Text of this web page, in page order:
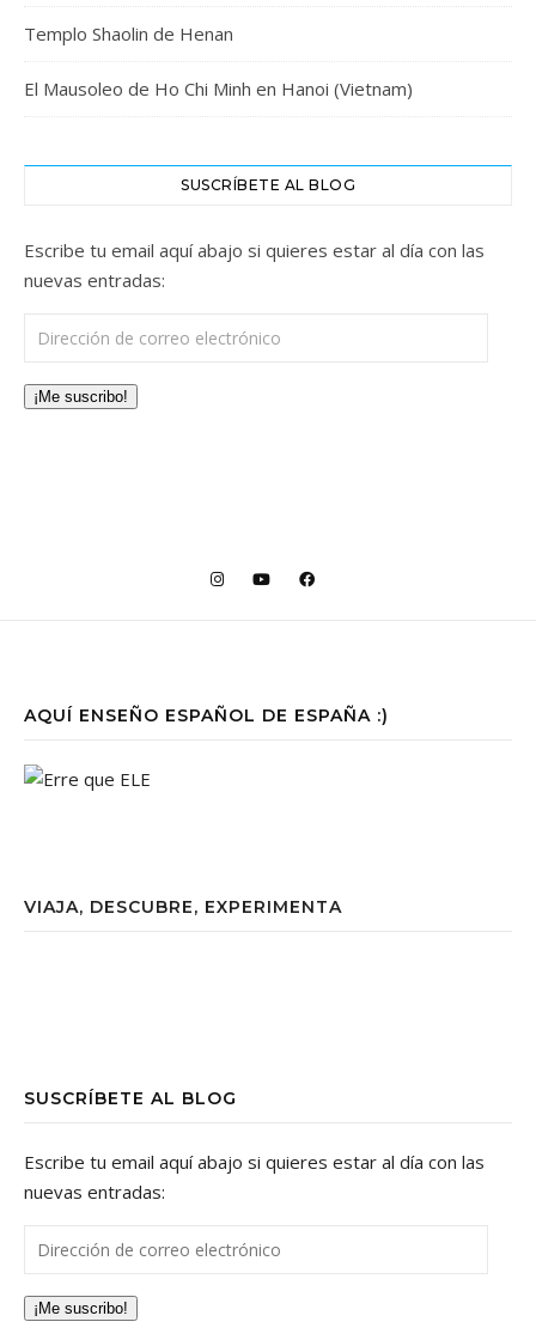
Templo Shaolin de Henan
El Mausoleo de Ho Chi Minh en Hanoi (Vietnam)
SUSCRÍBETE AL BLOG
Escribe tu email aquí abajo si quieres estar al día con las
nuevas entradas:
Dirección de correo electrónico
¡Me suscribo!
AQUÍ ENSEÑO ESPAÑOL DE ESPAÑA :)
VIAJA, DESCUBRE, EXPERIMENTA
SUSCRÍBETE AL BLOG
Escribe tu email aquí abajo si quieres estar al día con las
nuevas entradas:
Dirección de correo electrónico
¡Me suscribo!